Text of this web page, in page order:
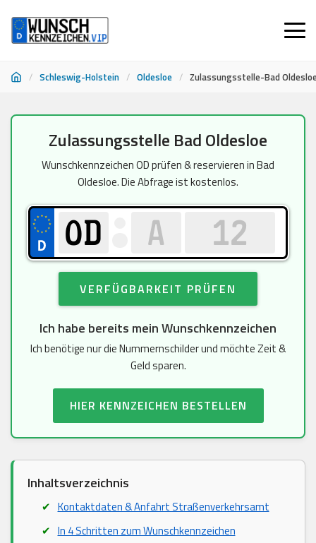
/ Schleswig-Holstein / Oldesloe / Zulassungsstelle-Bad
springen
Zulassungsstelle Bad Oldesloe
Wunschkennzeichen OD prüfen & reservieren in Bad
Oldesloe. Die Abfrage ist kostenlos.
VERFÜGBARKEIT PRÜFEN
Ich habe bereits mein Wunschkennzeichen
Ich benötige nur die Nummernschilder und möchte Zeit &
Geld sparen.
HIER KENNZEICHEN BESTELLEN
Inhaltsverzeichnis
Kontaktdaten & Anfahrt Straßenverkehrsamt
In 4 Schritten zum Wunschkennzeichen